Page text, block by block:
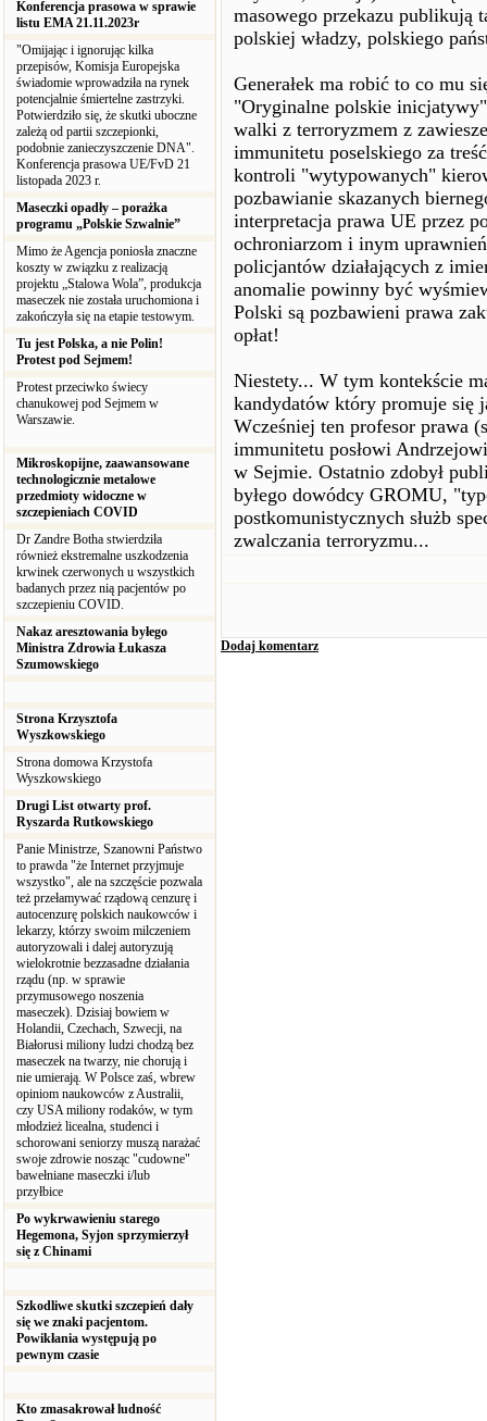
Konferencja prasowa w sprawie
listu EMA 21.11.2023r
"Omijając i ignorując kilka
przepisów, Komisja Europejska
świadomie wprowadziła na rynek
potencjalnie śmiertelne zastrzyki.
Potwierdziło się, że skutki uboczne
zależą od partii szczepionki,
podobnie zanieczyszczenie DNA".
Konferencja prasowa UE/FvD 21
listopada 2023 r.
Maseczki opadły – porażka
programu „Polskie Szwalnie”
Mimo że Agencja poniosła znaczne
koszty w związku z realizacją
projektu „Stalowa Wola”, produkcja
maseczek nie została uruchomiona i
zakończyła się na etapie testowym.
Tu jest Polska, a nie Polin!
Protest pod Sejmem!
Protest przeciwko świecy
chanukowej pod Sejmem w
Warszawie.
Mikroskopijne, zaawansowane
technologicznie metalowe
przedmioty widoczne w
szczepieniach COVID
Dr Zandre Botha stwierdziła
również ekstremalne uszkodzenia
krwinek czerwonych u wszystkich
badanych przez nią pacjentów po
szczepieniu COVID.
Nakaz aresztowania byłego
Ministra Zdrowia Łukasza
Szumowskiego
Strona Krzysztofa
Wyszkowskiego
Strona domowa Krzystofa
Wyszkowskiego
Drugi List otwarty prof.
Ryszarda Rutkowskiego
Panie Ministrze, Szanowni Państwo
to prawda "że Internet przyjmuje
wszystko", ale na szczęście pozwala
też przełamywać rządową cenzurę i
autocenzurę polskich naukowców i
lekarzy, którzy swoim milczeniem
autoryzowali i dalej autoryzują
wielokrotnie bezzasadne działania
rządu (np. w sprawie
przymusowego noszenia
maseczek). Dzisiaj bowiem w
Holandii, Czechach, Szwecji, na
Białorusi miliony ludzi chodzą bez
maseczek na twarzy, nie chorują i
nie umierają. W Polsce zaś, wbrew
opiniom naukowców z Australii,
czy USA miliony rodaków, w tym
młodzież licealna, studenci i
schorowani seniorzy muszą narażać
swoje zdrowie nosząc "cudowne"
bawełniane maseczki i/lub
przyłbice
Po wykrwawieniu starego
Hegemona, Syjon sprzymierzył
się z Chinami
Szkodliwe skutki szczepień dały
się we znaki pacjentom.
Powikłania występują po
pewnym czasie
Kto zmasakrował ludność
masowego przekazu publikują
polskiej władzy, polskiego
Generałek ma robić to co mu
"Oryginalne polskie
walki z terroryzmem z
immunitetu poselskiego za
kontroli "wytypowanych"
pozbawianie skazanych
interpretacja prawa UE przez
ochroniarzom i inym
policjantów działających z
anomalie powinny być
Polski są pozbawieni prawa
opłat!
Niestety... W tym kontekście
kandydatów który promuje
Wcześniej ten profesor prawa
immunitetu posłowi
w Sejmie. Ostatnio zdobył
byłego dowódcy GROMU,
postkomunistycznych służb
zwalczania terroryzmu...
Dodaj komentarz